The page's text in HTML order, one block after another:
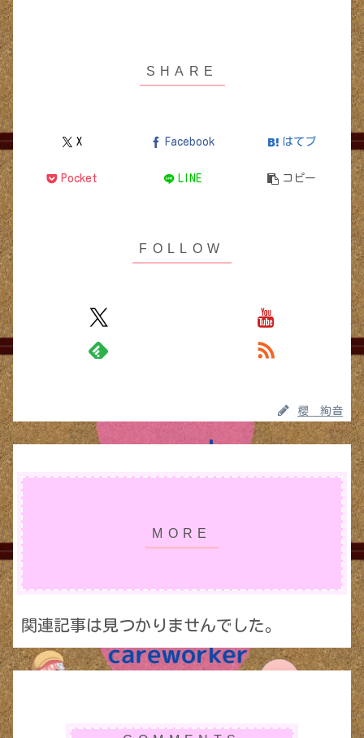
X Facebook はてブ
Pocket LINE コピー
櫻 絢音
関連記事は見つかりませんでした。